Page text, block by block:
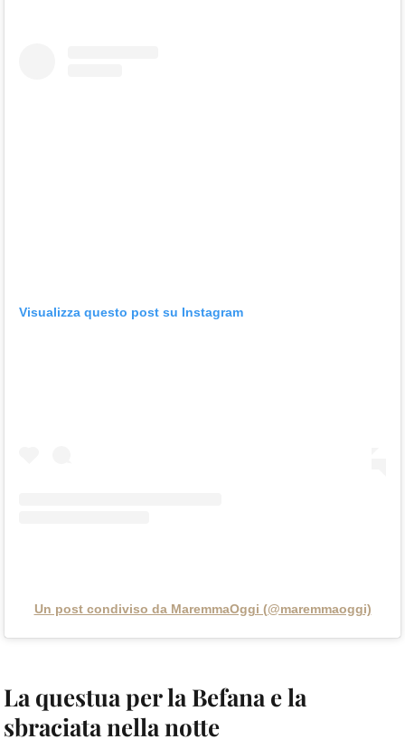
Visualizza questo post su Instagram
Un post condiviso da MaremmaOggi (@maremmaoggi)
La questua per la Befana e la
sbraciata nella notte